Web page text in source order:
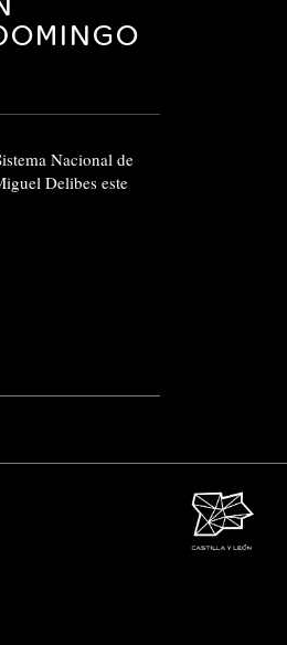
Nacional de
Delibes este